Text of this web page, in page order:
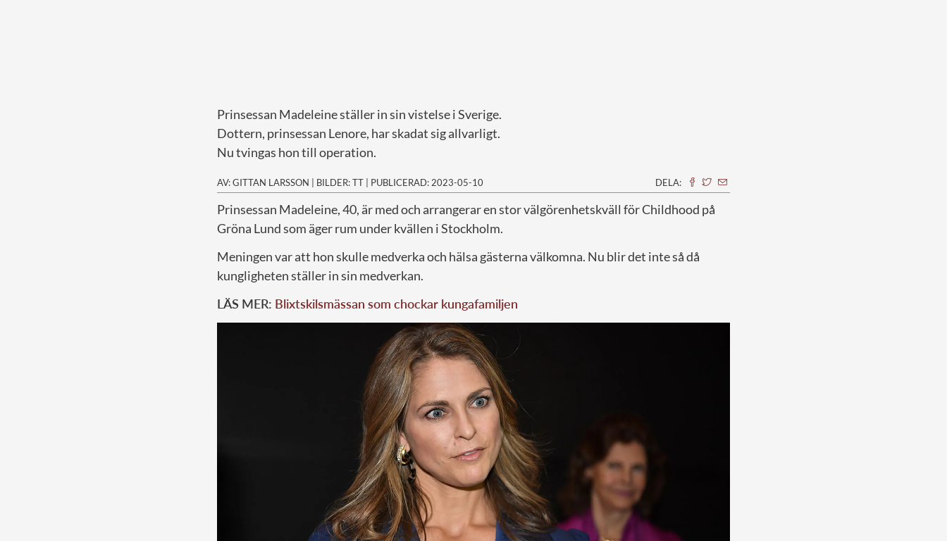
Prinsessan Madeleine ställer in sin vistelse i Sverige.
Dottern, prinsessan Lenore, har skadat sig allvarligt.
Nu tvingas hon till operation.
AV: GITTAN LARSSON | BILDER: TT | PUBLICERAD: 2023-05-10 DELA:
Prinsessan Madeleine, 40, är med och arrangerar en stor välgörenhetskväll för Childhood på
Gröna Lund som äger rum under kvällen i Stockholm.
Meningen var att hon skulle medverka och hälsa gästerna välkomna. Nu blir det inte så då
kungligheten ställer in sin medverkan.
LÄS MER: Blixtskilsmässan som chockar kungafamiljen